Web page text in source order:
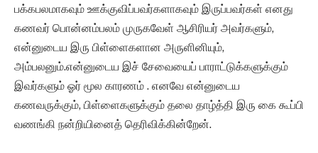
பக்கபலமாகவும் ஊக்குவிப்பவர்களாகவும் இருப்பவர்கள் எனது
கணவர் பொன்னம்பலம் முருகவேள் ஆசிரியர் அவர்களும்,
என்னுடைய இரு பிள்ளைகளான அருளினியும்,
அம்பலனும்.என்னுடைய இச் சேவையைப் பாராட்டுக்களுக்கும்
இவர்களும் ஓர் மூல காரணம் . எனவே என்னுடைய
கணவருக்கும், பிள்ளைகளுக்கும் தலை தாழ்த்தி இரு கை கூப்பி
வணங்கி நன்றியினைத் தெரிவிக்கின்றேன்.